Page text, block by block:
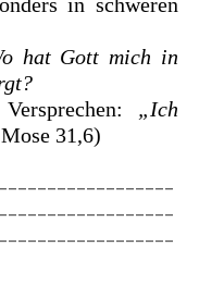
hat Gott mich in
„Ich
31,6)